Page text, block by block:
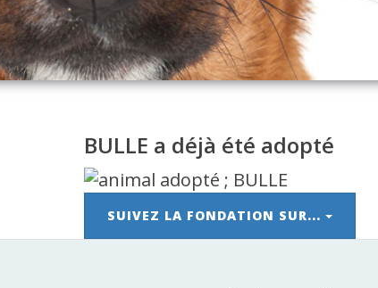
BULLE a déjà été adopté
SUIVEZ LA FONDATION SUR...